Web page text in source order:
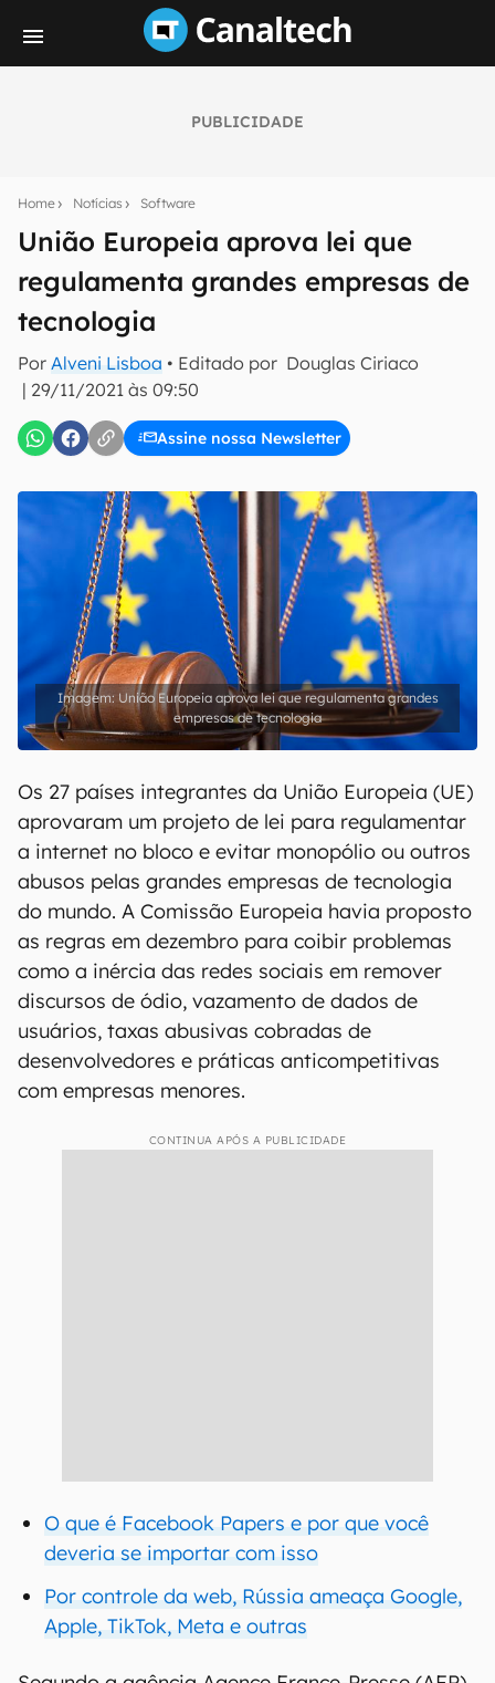
PUBLICIDADE
Home Notícias Software
União Europeia aprova lei que
regulamenta grandes empresas de
tecnologia
Por Alveni Lisboa • Editado por Douglas Ciriaco
| 29/11/2021 às 09:50
Assine nossa Newsletter
notícias e reviews sobre tecnologia em primeira
mão.
E-mail
inscreva-se
Confirmo que li, aceito e concordo com os Termos de
Uso e Política de Privacidade do Canaltech.
União Europeia aprova lei que regulamenta grandes
empresas de tecnologia
Os 27 países integrantes da União Europeia (UE)
aprovaram um projeto de lei para regulamentar
a internet no bloco e evitar monopólio ou outros
abusos pelas grandes empresas de tecnologia
do mundo. A Comissão Europeia havia proposto
as regras em dezembro para coibir problemas
como a inércia das redes sociais em remover
discursos de ódio, vazamento de dados de
usuários, taxas abusivas cobradas de
desenvolvedores e práticas anticompetitivas
com empresas menores.
CONTINUA APÓS A PUBLICIDADE
O que é Facebook Papers e por que você
deveria se importar com isso
Por controle da web, Rússia ameaça Google,
Apple, TikTok, Meta e outras